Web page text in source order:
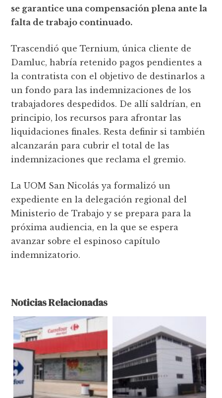
se garantice una compensación plena ante la
falta de trabajo continuado.
Trascendió que Ternium, única cliente de
Damluc, habría retenido pagos pendientes a
la contratista con el objetivo de destinarlos a
un fondo para las indemnizaciones de los
trabajadores despedidos. De allí saldrían, en
principio, los recursos para afrontar las
liquidaciones finales. Resta definir si también
alcanzarán para cubrir el total de las
indemnizaciones que reclama el gremio.
La UOM San Nicolás ya formalizó un
expediente en la delegación regional del
Ministerio de Trabajo y se prepara para la
próxima audiencia, en la que se espera
avanzar sobre el espinoso capítulo
indemnizatorio.
Noticias Relacionadas